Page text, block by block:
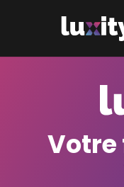
Votre